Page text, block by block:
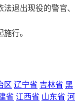
退出现役的警官、
行。
区 辽宁省 吉林省 黑
省 江西省 山东省 河